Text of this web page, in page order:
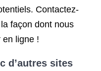
Contactez-
façon dont nous
en ligne !
d’autres sites